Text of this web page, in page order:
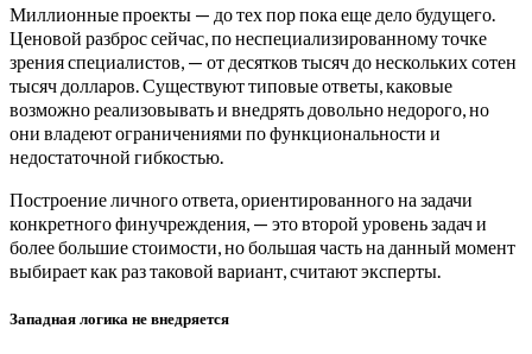
Миллионные проекты — до тех пор пока еще дело будущего.
Ценовой разброс сейчас, по неспециализированному точке
зрения специалистов, — от десятков тысяч до нескольких сотен
тысяч долларов. Существуют типовые ответы, каковые
возможно реализовывать и внедрять довольно недорого, но
они владеют ограничениями по функциональности и
недостаточной гибкостью.
Построение личного ответа, ориентированного на задачи
конкретного финучреждения, — это второй уровень задач и
более большие стоимости, но большая часть на данный момент
выбирает как раз таковой вариант, считают эксперты.
Западная логика не внедряется